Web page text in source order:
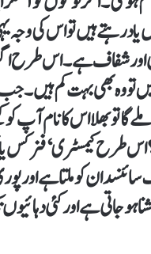
رہتے ہیں تو اس کی وجہ
اور شفاف ہے۔ اس طرح
تو وہ بھی بہت کم
گا تو بھلا اس کا نام آپ
طرح کیمسٹری‘ فزکس
کو ملتا ہے اور
جاتی ہے اور کئی دہائیوں